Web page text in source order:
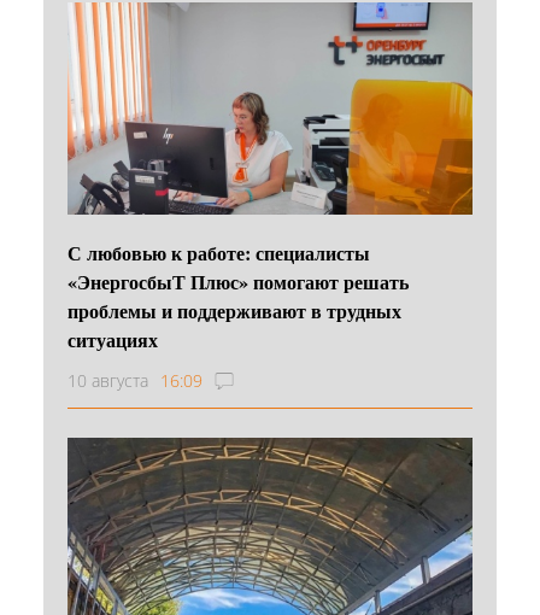
С любовью к работе: специалисты
«ЭнергосбыТ Плюс» помогают решать
проблемы и поддерживают в трудных
ситуациях
10 августа 16:09